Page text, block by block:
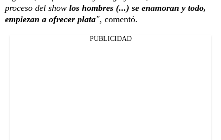
proceso del show los hombres (...) se enamoran y todo,
empiezan a ofrecer plata", comentó.
PUBLICIDAD